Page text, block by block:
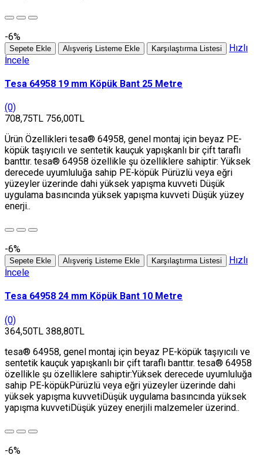
-6%
Sepete Ekle Alışveriş Listeme Ekle Karşılaştırma Listesi
Hızlı
İncele
Tesa 64958 19 mm Köpük Bant 25 Metre
(0)
708,75TL 756,00TL
Ürün Özellikleri tesa® 64958, genel montaj için beyaz PE-
köpük taşıyıcılı ve sentetik kauçuk yapışkanlı bir çift taraflı
banttır. tesa® 64958 özellikle şu özelliklere sahiptir: Yüksek
derecede uyumluluğa sahip PE-köpük Pürüzlü veya eğri
yüzeyler üzerinde dahi yüksek yapışma kuvveti Düşük
uygulama basıncında yüksek yapışma kuvveti Düşük yüzey
enerji..
-6%
Sepete Ekle Alışveriş Listeme Ekle Karşılaştırma Listesi
Hızlı
İncele
Tesa 64958 24 mm Köpük Bant 10 Metre
(0)
364,50TL 388,80TL
tesa® 64958, genel montaj için beyaz PE-köpük taşıyıcılı ve
sentetik kauçuk yapışkanlı bir çift taraflı banttır. tesa® 64958
özellikle şu özelliklere sahiptir:Yüksek derecede uyumluluğa
sahip PE-köpükPürüzlü veya eğri yüzeyler üzerinde dahi
yüksek yapışma kuvvetiDüşük uygulama basıncında yüksek
yapışma kuvvetiDüşük yüzey enerjili malzemeler üzerind..
-6%